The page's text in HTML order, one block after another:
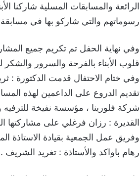
الرائعة والمسابقات المسلية شاركنا
رسوماتهم والتي شاركو بها في
وفي نهاية الحفل تم تكريم جميع
قلوب الأبناء بالفرحة والسرور والشكر
وفي ختام الاحتفال قدمت الدكتورة :
تقديم الدروع على الداعمين لهذه
شركة فلورينا ، مؤسسة نفيخة للترفيه
القديرة : رزان فرغلي على مشاركتها
وفريق عمل الجمعية بقيادة الاستاذة
رهام باواكد والأستاذة : تغريد الشريف .